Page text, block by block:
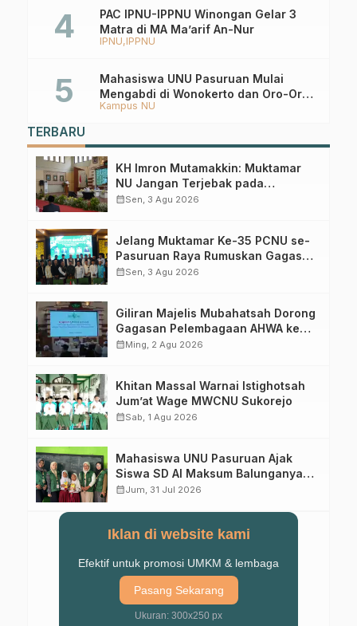
IPNU IPPNU
PAC IPNU-IPPNU Winongan Gelar 3
Matra di MA Ma’arif An-Nur
Kampus NU
Mahasiswa UNU Pasuruan Mulai
Mengabdi di Wonokerto dan Oro-Oro
Ombo Wetan Berikut Programnya
TERBARU
KH Imron Mutamakkin: Muktamar
NU Jangan Terjebak pada
Perebutan Kursi Ketua Umum
calendar_monthSen, 3 Agu 2026
Jelang Muktamar Ke-35 PCNU se-
Pasuruan Raya Rumuskan Gagasan
Transformasi Gerakan NU Menuju
calendar_monthSen, 3 Agu 2026
Giliran Majelis Mubahatsah Dorong
Gagasan Pelembagaan AHWA ke
Forum Muktamar Mendatang
calendar_monthMing, 2 Agu 2026
Khitan Massal Warnai Istighotsah
Jum’at Wage MWCNU Sukorejo
calendar_monthSab, 1 Agu 2026
Mahasiswa UNU Pasuruan Ajak
Siswa SD Al Maksum Balunganyar
Kuasai Penjumlahan Bersusun
calendar_monthJum, 31 Jul 2026
Iklan di website kami
Efektif untuk promosi UMKM & lembaga
Pasang Sekarang
Ukuran: 300x250 px